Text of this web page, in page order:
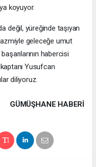
koyuyor.
değil, yüreğinde taşıyan
geleceğe umut
habercisi
Yusufcan
diliyoruz.
GÜMÜŞHANE HABERİ